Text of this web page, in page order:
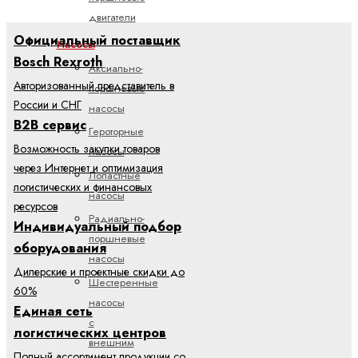
двигатели
Насосы
Аксиально-
поршневые
насосы
Героторные
насосы
Лопастные
насосы
Радиально-
поршневые
насосы
Шестеренные
насосы
с
внешним
Официальный поставщик
Bosch Rexroth
Авторизованный представитель в
России и СНГ
B2B сервис
Возможность закупки товаров
через Интернет и оптимизация
логистических и финансовых
ресурсов
Индивидуальный подбор
оборудования
Дилерские и проектные скидки до
60%
Единая сеть
логистических центров